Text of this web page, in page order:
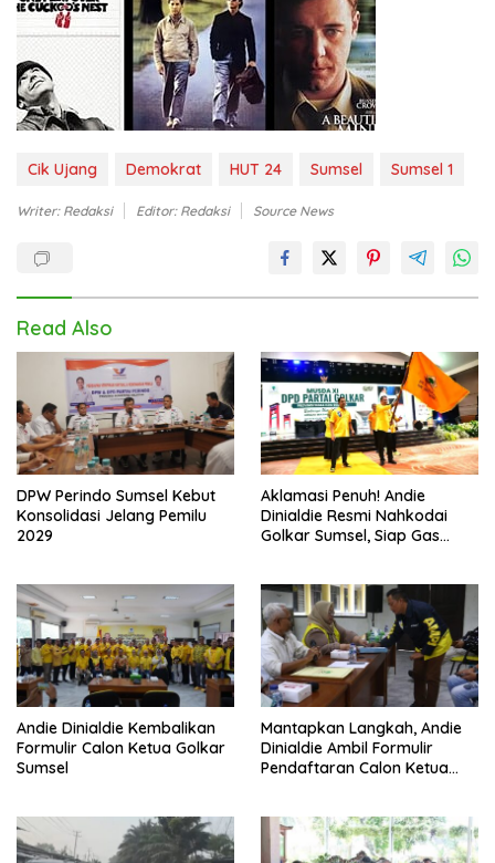
Cik Ujang Demokrat HUT 24 Sumsel Sumsel 1
Writer: Redaksi Editor: Redaksi Source News
Read Also
DPW Perindo Sumsel Kebut
Konsolidasi Jelang Pemilu
2029
Aklamasi Penuh! Andie
Dinialdie Resmi Nahkodai
Golkar Sumsel, Siap Gas
Andie Dinialdie Kembalikan
Formulir Calon Ketua Golkar
Sumsel
Mantapkan Langkah, Andie
Dinialdie Ambil Formulir
Pendaftaran Calon Ketua